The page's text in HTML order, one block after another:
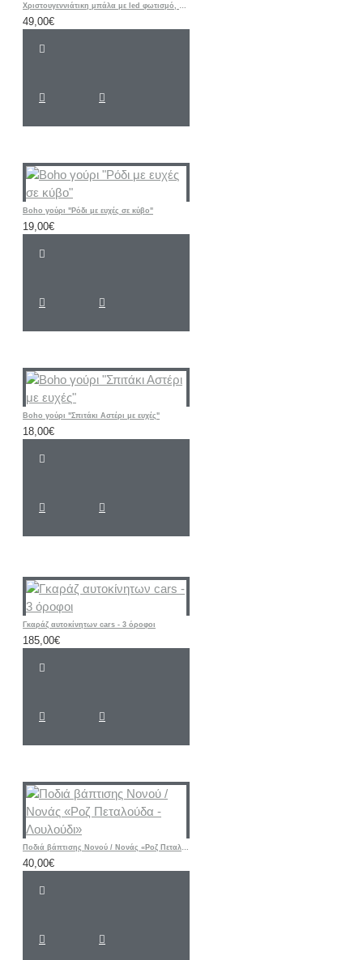
Χριστουγεννιάτικη μπάλα με led φωτισμό, προσωπική φωτογραφία και ευχές!
49,00€
Boho γούρι "Ρόδι με ευχές σε κύβο"
19,00€
Boho γούρι "Σπιτάκι Αστέρι με ευχές"
18,00€
Γκαράζ αυτοκίνητων cars - 3 όροφοι
185,00€
Ποδιά βάπτισης Νονού / Νονάς «Ροζ Πεταλούδα - Λουλούδι»
40,00€